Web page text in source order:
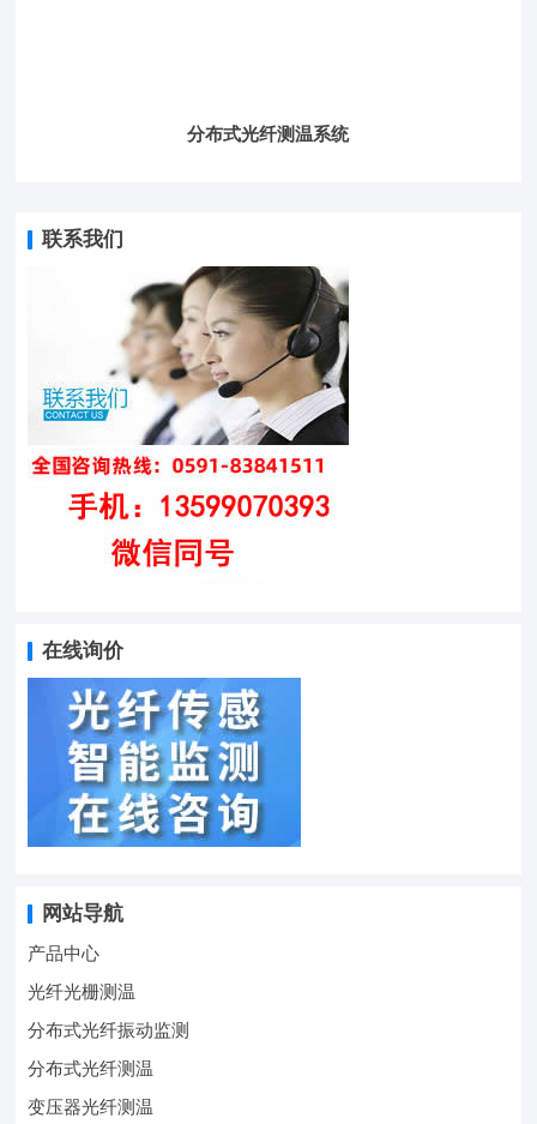
分布式光纤测温系统
联系我们
在线询价
网站导航
产品中心
光纤光栅测温
分布式光纤振动监测
分布式光纤测温
变压器光纤测温